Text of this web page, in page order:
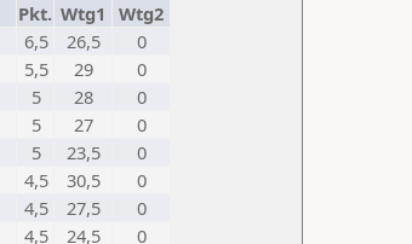
Pkt. Wtg1
Wtg2
6,5 26,5
0
5,5 29
0
5 28
0
5 27
0
5 23,5
0
4,5 30,5
0
4,5 27,5
0
4,5 24,5
0